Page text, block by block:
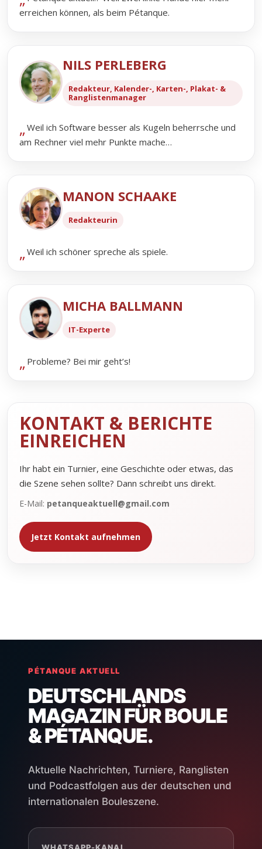
erreichen können, als beim Pétanque.
NILS PERLEBERG
Redakteur, Kalender-, Karten-, Plakat- &
Ranglistenmanager
Weil ich Software besser als Kugeln beherrsche und
am Rechner viel mehr Punkte mache…
MANON SCHAAKE
Redakteurin
Weil ich schöner spreche als spiele.
MICHA BALLMANN
IT-Experte
Probleme? Bei mir geht’s!
KONTAKT & BERICHTE
EINREICHEN
Ihr habt ein Turnier, eine Geschichte oder etwas, das
die Szene sehen sollte? Dann schreibt uns direkt.
E-Mail: petanqueaktuell@gmail.com
Jetzt Kontakt aufnehmen
PÉTANQUE AKTUELL
DEUTSCHLANDS
MAGAZIN FÜR BOULE
& PÉTANQUE.
Aktuelle Nachrichten, Turniere, Ranglisten
und Podcastfolgen aus der deutschen und
internationalen Bouleszene.